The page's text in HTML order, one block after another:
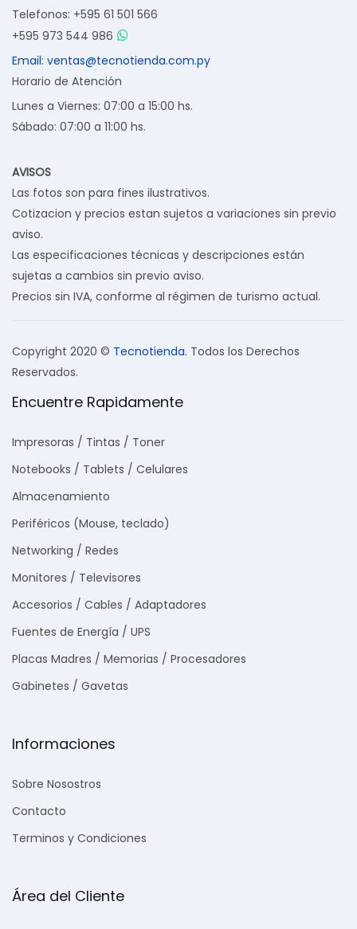
Telefonos: +595 61 501 566
+595 973 544 986
Email: ventas@tecnotienda.com.py
Horario de Atención
Lunes a Viernes: 07:00 a 15:00 hs.
Sábado: 07:00 a 11:00 hs.
AVISOS
Las fotos son para fines ilustrativos.
Cotizacion y precios estan sujetos a variaciones sin previo
aviso.
Las especificaciones técnicas y descripciones están
sujetas a cambios sin previo aviso.
Precios sin IVA, conforme al régimen de turismo actual.
Copyright 2020 © Tecnotienda. Todos los Derechos
Reservados.
Encuentre Rapidamente
Impresoras / Tintas / Toner
Notebooks / Tablets / Celulares
Almacenamiento
Periféricos (Mouse, teclado)
Networking / Redes
Monitores / Televisores
Accesorios / Cables / Adaptadores
Fuentes de Energía / UPS
Placas Madres / Memorias / Procesadores
Gabinetes / Gavetas
Informaciones
Sobre Nosostros
Contacto
Terminos y Condiciones
Área del Cliente